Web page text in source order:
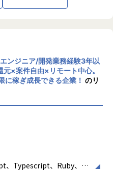
・コードレビュー・テス
キュメント整備
します。クライアント先
。
属チーム」と、案件ごと
す。
バーの育成・評価・1on
ただきます。
る形で関わっていただき
は、それぞれの案件にお
ます）。
ンジニア/開発業務経験3年以
元×案件自由×リモート中心。
に稼ぎ成長できる企業！ のリ
、Typescript、Ruby、G